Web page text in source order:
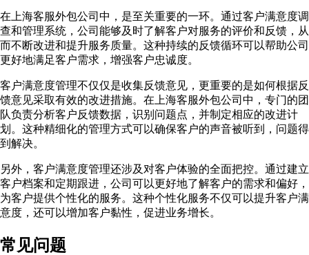
在上海客服外包公司中，是至关重要的一环。通过客户满意度调
查和管理系统，公司能够及时了解客户对服务的评价和反馈，从
而不断改进和提升服务质量。这种持续的反馈循环可以帮助公司
更好地满足客户需求，增强客户忠诚度。
客户满意度管理不仅仅是收集反馈意见，更重要的是如何根据反
馈意见采取有效的改进措施。在上海客服外包公司中，专门的团
队负责分析客户反馈数据，识别问题点，并制定相应的改进计
划。这种精细化的管理方式可以确保客户的声音被听到，问题得
到解决。
另外，客户满意度管理还涉及对客户体验的全面把控。通过建立
客户档案和定期跟进，公司可以更好地了解客户的需求和偏好，
为客户提供个性化的服务。这种个性化服务不仅可以提升客户满
意度，还可以增加客户黏性，促进业务增长。
常见问题